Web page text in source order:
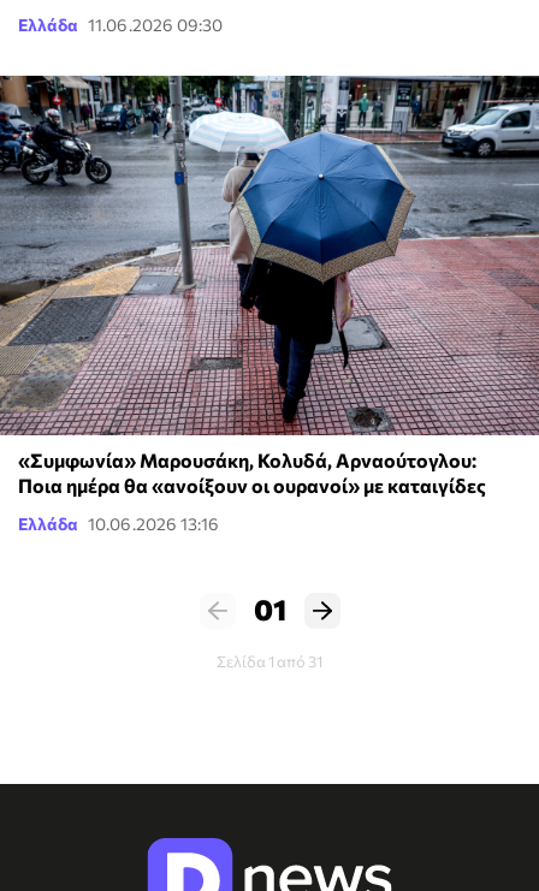
Ελλάδα 11.06.2026 09:30
«Συμφωνία» Μαρουσάκη, Κολυδά, Αρναούτογλου:
Ποια ημέρα θα «ανοίξουν οι ουρανοί» με καταιγίδες
Ελλάδα 10.06.2026 13:16
01
Σελίδα 1 από 31